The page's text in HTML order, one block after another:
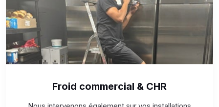
Froid commercial & CHR